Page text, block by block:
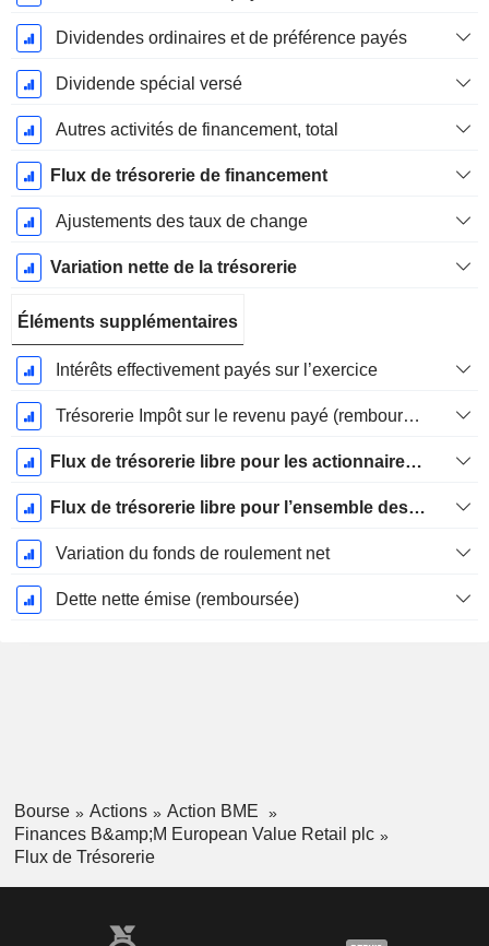
Dividendes ordinaires et de préférence payés
Dividende spécial versé
Autres activités de financement, total
Flux de trésorerie de financement
Ajustements des taux de change
Variation nette de la trésorerie
Éléments supplémentaires
Intérêts effectivement payés sur l’exercice
Trésorerie Impôt sur le revenu payé (remboursement)Impôt effectivement payé (remboursé) sur l’exercice
Flux de trésorerie libre pour les actionnaires FCFE
Flux de trésorerie libre pour l’ensemble des pourvoyeurs de fonds (créanciers et actionnaires) FCFF
Variation du fonds de roulement net
Dette nette émise (remboursée)
Bourse Actions
Action BME
Finances B&amp;M European Value Retail plc
Flux de Trésorerie